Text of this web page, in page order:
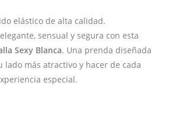
elástico de alta calidad.
sensual y segura con esta
Sexy Blanca. Una prenda diseñada
lado más atractivo y hacer de cada
especial.